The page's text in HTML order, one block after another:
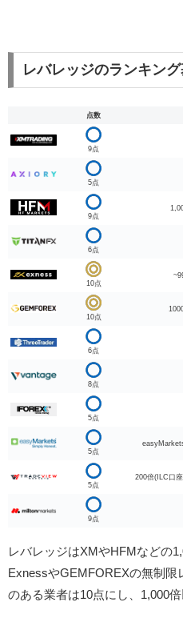
レバレッジのランキン
点数
9点
5点
9点
6点
10点
10点
6点
8点
5点
5点
5点
200倍(ILC口
9点
レバレッジはXMやHFMなどの
ExnessやGEMFOREXの無制限
のある業者は10点にし、1,000